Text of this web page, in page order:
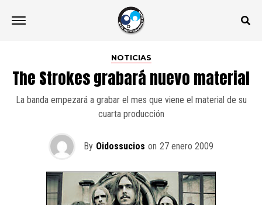
NOTICIAS
The Strokes grabará nuevo material
La banda empezará a grabar el mes que viene el material de su
cuarta producción
By Oidossucios on 27 enero 2009